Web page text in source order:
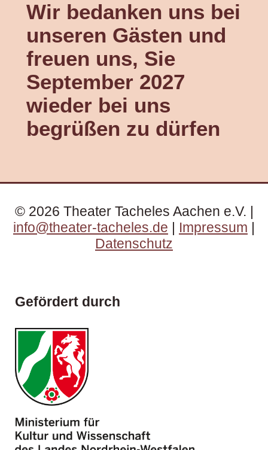
Wir bedanken uns bei
unseren Gästen und
freuen uns, Sie
September 2027
wieder bei uns
begrüßen zu dürfen
© 2026 Theater Tacheles Aachen e.V. |
info@theater-tacheles.de | Impressum |
Datenschutz
Gefördert durch